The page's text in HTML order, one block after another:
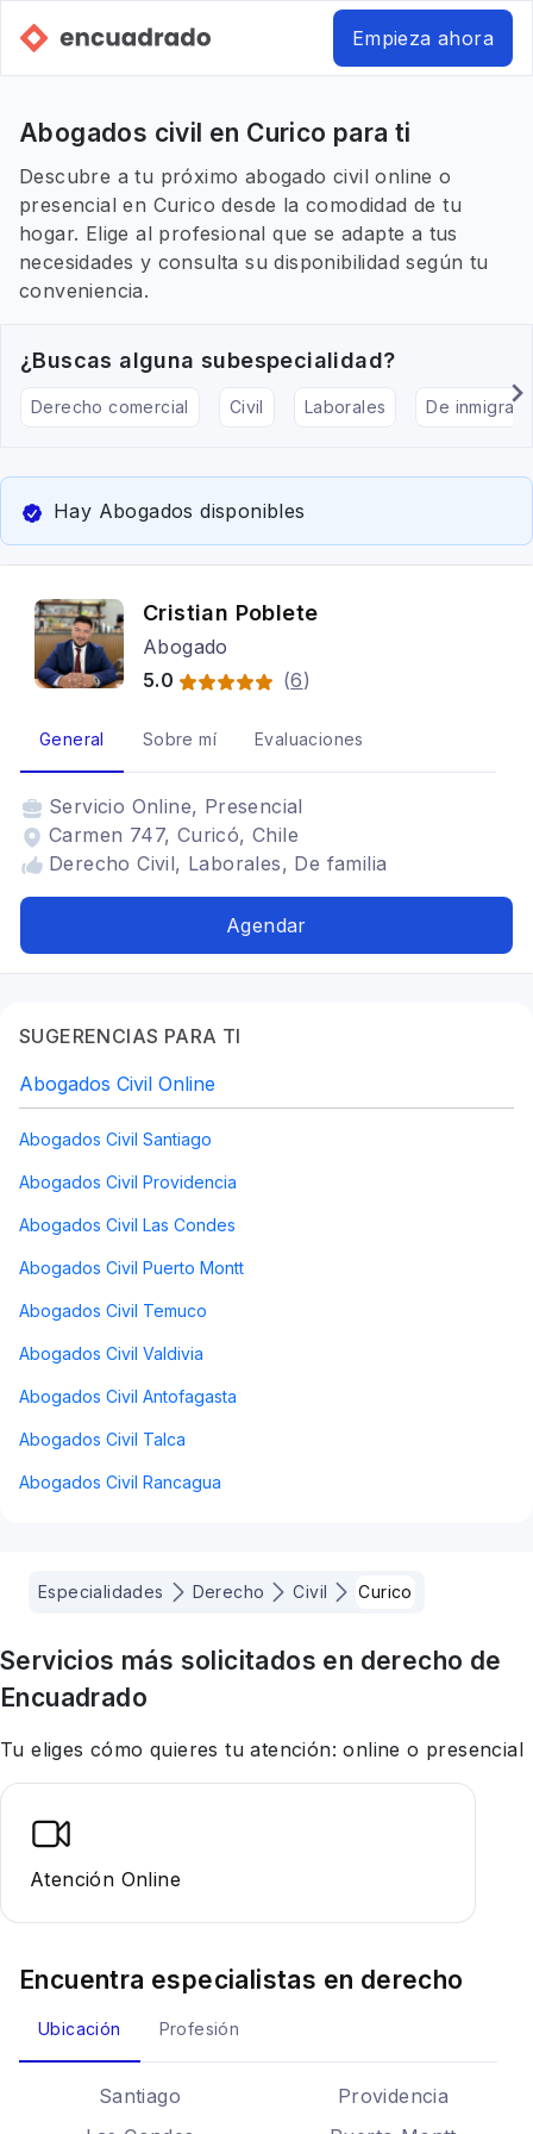
Empieza ahora
Abogados civil en Curico para ti
Descubre a tu próximo abogado civil online o
presencial en Curico desde la comodidad de tu
hogar. Elige al profesional que se adapte a tus
necesidades y consulta su disponibilidad según tu
conveniencia.
¿Buscas alguna subespecialidad?
Derecho comercial Civil Laborales De
Hay Abogados disponibles
Cristian Poblete
Abogado
5.0
(6)
General Sobre mí Evaluaciones
Servicio Online, Presencial
Carmen 747, Curicó, Chile
Derecho Civil, Laborales, De familia
Agendar
SUGERENCIAS PARA TI
Abogados Civil Online
Abogados Civil Santiago
Abogados Civil Providencia
Abogados Civil Las Condes
Abogados Civil Puerto Montt
Abogados Civil Temuco
Abogados Civil Valdivia
Abogados Civil Antofagasta
Abogados Civil Talca
Abogados Civil Rancagua
Especialidades Derecho Civil Curico
Servicios más solicitados en derecho de
Encuadrado
Tu eliges cómo quieres tu atención: online o presencial
Atención Online
Encuentra especialistas en derecho
Ubicación Profesión
Santiago
Providencia